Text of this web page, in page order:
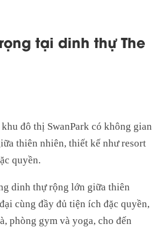
tại dinh thự The
đô thị SwanPark có không gian
thiên nhiên, thiết kế như resort
quyền.
dinh thự rộng lớn giữa thiên
cùng đầy đủ tiện ích đặc quyền,
phòng gym và yoga, cho đến